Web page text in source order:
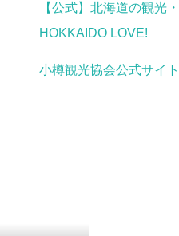
【公式】北海道の観光
HOKKAIDO LOVE!
小樽観光協会公式サイ